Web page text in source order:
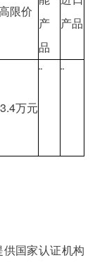
限价
产
品
产品
万元
¨ ¨
供国家认证机构